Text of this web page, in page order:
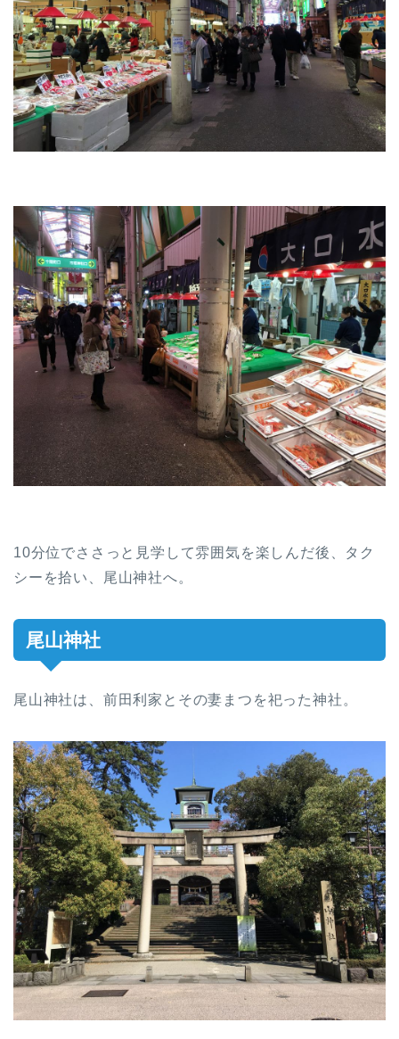
10分位でささっと見学して雰囲気を楽しんだ後、タク
シーを拾い、尾山神社へ。
尾山神社
尾山神社は、前田利家とその妻まつを祀った神社。